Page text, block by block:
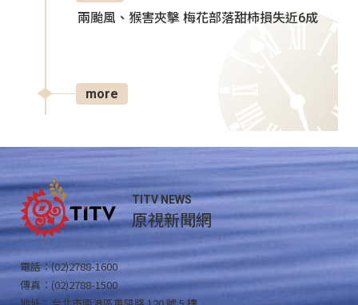
兩颱風、猴害夾擊 梅花部落甜柿損失近6成
more
TITV NEWS
原視新聞網
電話：(02)2788-1600
傳真：(02)2788-1500